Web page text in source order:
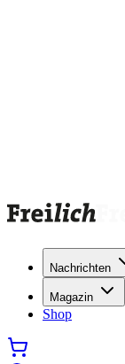
Nachrichten
Magazin
Shop